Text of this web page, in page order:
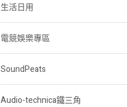
生活日用
電競娛樂專區
SoundPeats
Audio-technica鐵三角